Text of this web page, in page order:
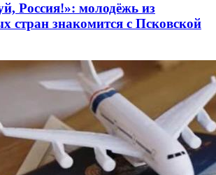
Россия!»: молодёжь из
стран знакомится с Псковской